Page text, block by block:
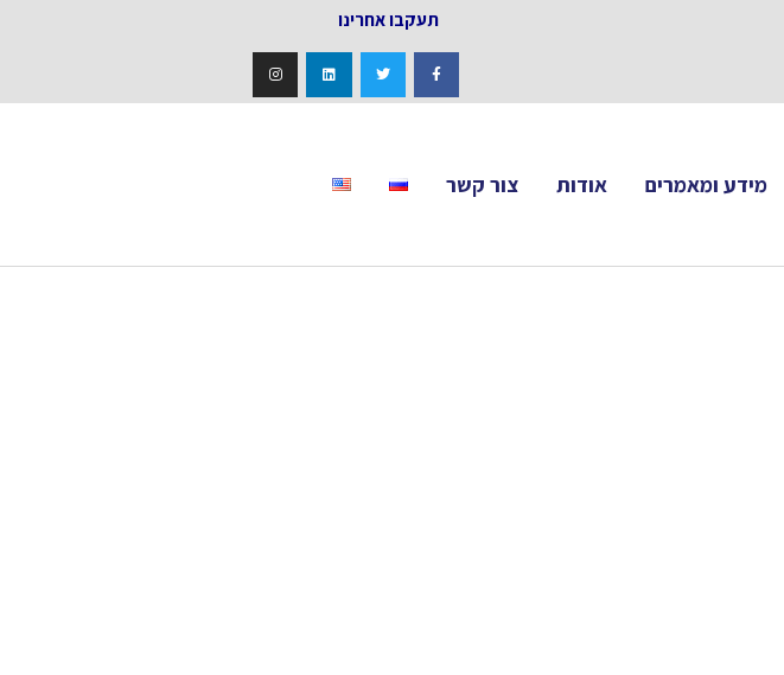
תעקבו אחרינו
מידע ומאמרים אודות צור קשר